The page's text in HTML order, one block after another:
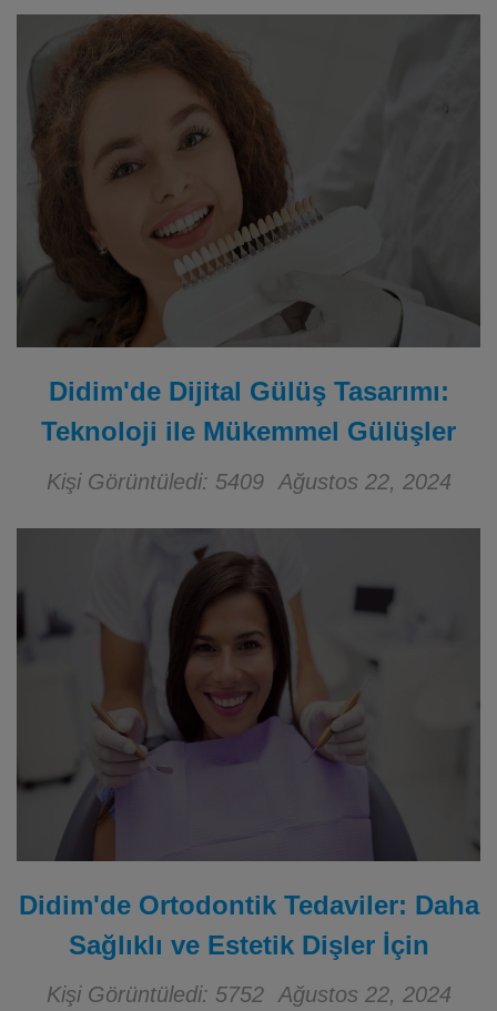
Didim'de Dijital Gülüş Tasarımı:
Teknoloji ile Mükemmel Gülüşler
Kişi Görüntüledi: 5409 Ağustos 22, 2024
Didim'de Ortodontik Tedaviler: Daha
Sağlıklı ve Estetik Dişler İçin
Kişi Görüntüledi: 5752 Ağustos 22, 2024